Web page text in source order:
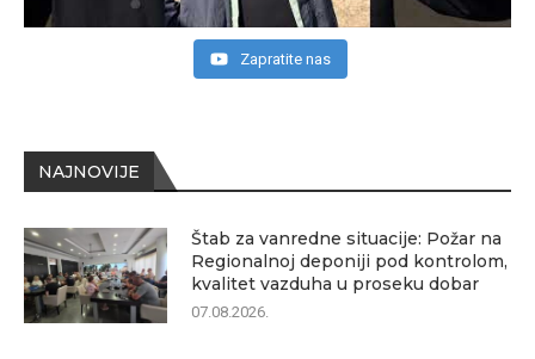
NAJNOVIJE
Štab za vanredne situacije: Požar na
Regionalnoj deponiji pod kontrolom,
kvalitet vazduha u proseku dobar
07.08.2026.
Zapratite nas